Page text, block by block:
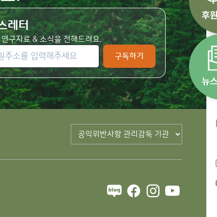
레터
구자료 & 소식을 전해드려요.
구독하기